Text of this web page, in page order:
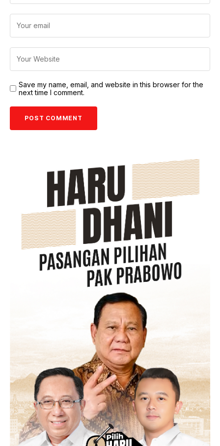
Save my name, email, and website in this browser for the
next time I comment.